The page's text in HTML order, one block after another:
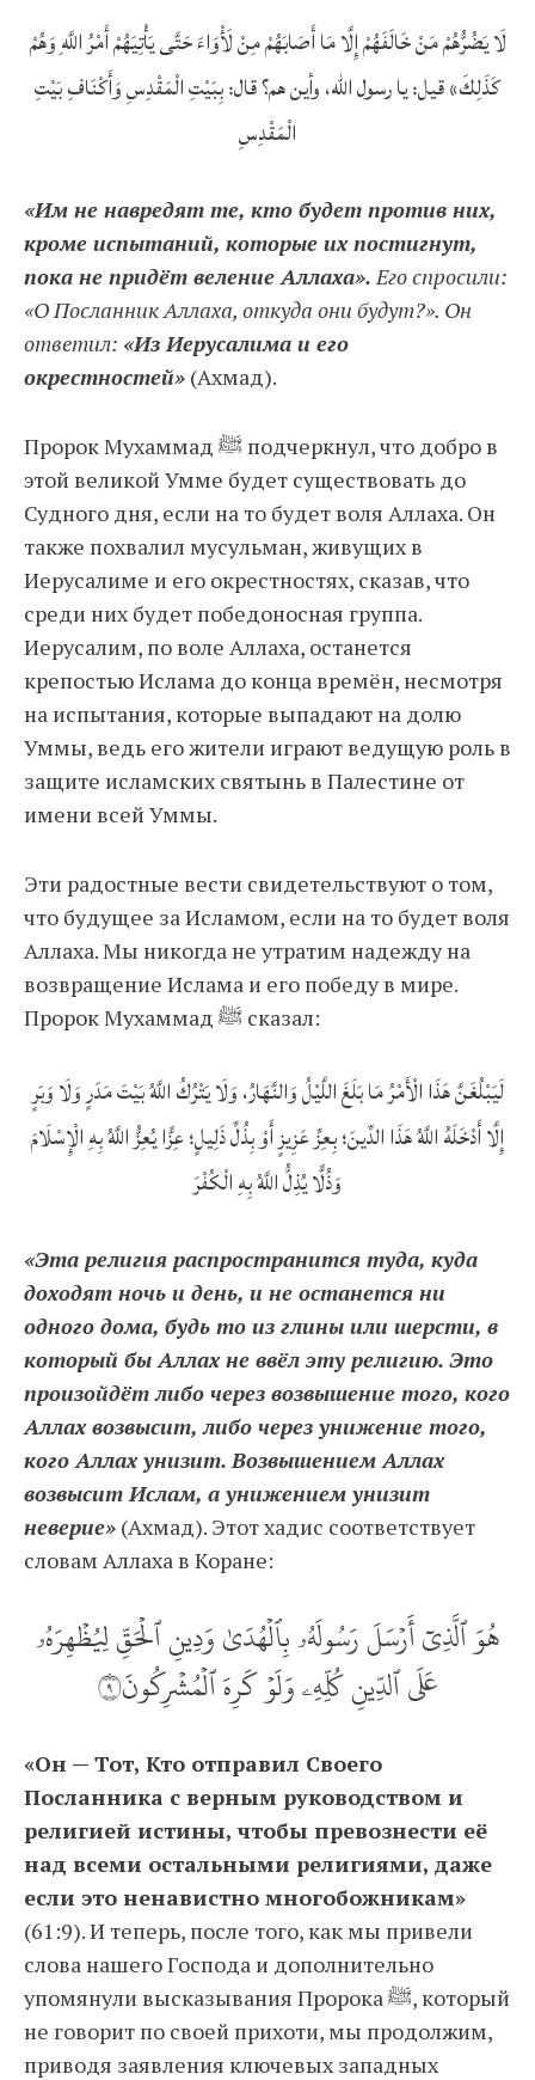
لَا يَضُرُّهُمْ مَنْ خَالَفَهُمْ إِلَّا مَا أَصَابَهُمْ مِنْ لَأْوَاءَ حَتَّى يَأْتِيَهُمْ أَمْرُ اللَّهِ وَهُمْ
كَذَلِكَ» قيل: يا رسول الله، وأين هم؟ قال: بِبَيْتِ الْمَقْدِسِ وَأَكْنَافِ بَيْتِ
الْمَقْدِسِ
«Им не навредят те, кто будет против них,
кроме испытаний, которые их постигнут,
пока не придёт веление Аллаха». Его спросили:
«О Посланник Аллаха, откуда они будут?». Он
ответил: «Из Иерусалима и его
окрестностей» (Ахмад).
Пророк Мухаммад ﷺ подчеркнул, что добро в
этой великой Умме будет существовать до
Судного дня, если на то будет воля Аллаха. Он
также похвалил мусульман, живущих в
Иерусалиме и его окрестностях, сказав, что
среди них будет победоносная группа.
Иерусалим, по воле Аллаха, останется
крепостью Ислама до конца времён, несмотря
на испытания, которые выпадают на долю
Уммы, ведь его жители играют ведущую роль в
защите исламских святынь в Палестине от
имени всей Уммы.
Эти радостные вести свидетельствуют о том,
что будущее за Исламом, если на то будет воля
Аллаха. Мы никогда не утратим надежду на
возвращение Ислама и его победу в мире.
Пророк Мухаммад ﷺ сказал:
لَيَبْلُغَنَّ هَذَا الْأَمْرُ مَا بَلَغَ اللَّيْلُ وَالنَّهَارُ، وَلَا يَتْرُكُ اللَّهُ بَيْتَ مَدَرٍ وَلَا وَبَرٍ
إِلَّا أَدْخَلَهُ اللَّهُ هَذَا الدِّينَ؛ بِعِزِّ عَزِيزٍ أَوْ بِذُلِّ ذَلِيلٍ؛ عِزًّا يُعِزُّ اللَّهُ بِهِ الْإِسْلَامَ
وَذُلًّا يُذِلُّ اللَّهُ بِهِ الْكُفْرَ
«Эта религия распространится туда, куда
доходят ночь и день, и не останется ни
одного дома, будь то из глины или шерсти, в
который бы Аллах не ввёл эту религию. Это
произойдёт либо через возвышение того, кого
Аллах возвысит, либо через унижение того,
кого Аллах унизит. Возвышением Аллах
возвысит Ислам, а унижением унизит
неверие» (Ахмад). Этот хадис соответствует
словам Аллаха в Коране:
هُوَ ٱلَّذِيٓ أَرۡسَلَ رَسُولَهُۥ بِٱلۡهُدَىٰ وَدِينِ ٱلۡحَقِّ لِيُظۡهِرَهُۥ
عَلَى ٱلدِّينِ كُلِّهِۦ وَلَوۡ كَرِهَ ٱلۡمُشۡرِكُونَ٩
«Он — Тот, Кто отправил Своего
Посланника с верным руководством и
религией истины, чтобы превознести её
над всеми остальными религиями, даже
если это ненавистно многобожникам»
(61:9). И теперь, после того, как мы привели
слова нашего Господа и дополнительно
упомянули высказывания Пророка ﷺ, который
не говорит по своей прихоти, мы продолжим,
приводя заявления ключевых западных